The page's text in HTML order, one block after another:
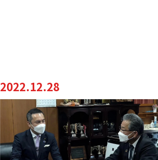
2022.12.28